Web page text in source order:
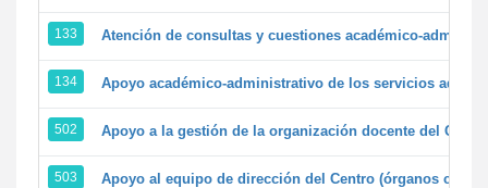
133 Atención de consultas y cuestiones académico-
134 Apoyo académico-administrativo de los servicios
502 Apoyo a la gestión de la organización docente del
503 Apoyo al equipo de dirección del Centro (órganos